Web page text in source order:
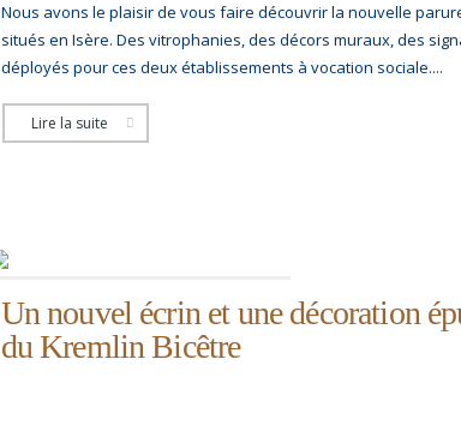
Nous avons le plaisir de vous faire découvrir la nouvelle
situés en Isère. Des vitrophanies, des décors muraux, des
déployés pour ces deux établissements à vocation sociale....
Lire la suite
Un nouvel écrin et une décoration
du Kremlin Bicêtre